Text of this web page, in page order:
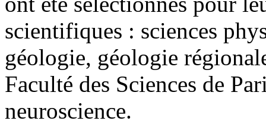
scientifiques : sciences
géologie, géologie
Faculté des Sciences de
neuroscience.